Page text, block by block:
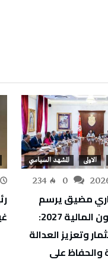
الاولى المشهد السياسي
234
مضيق يرسم
ملامح قانون المالية 2027:
وتعزيز العدالة
والحفاظ على